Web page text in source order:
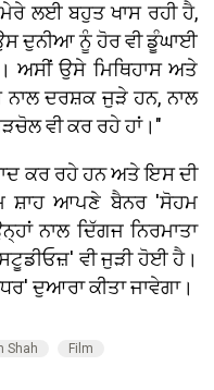
ਮੇਰੇ ਲਈ ਬਹੁਤ ਖਾਸ ਰਹੀ ਹੈ,
ਦੁਨੀਆ ਨੂੰ ਹੋਰ ਵੀ ਡੂੰਘਾਈ
ਅਸੀਂ ਉਸੇ ਮਿਥਿਹਾਸ ਅਤੇ
ਨਾਲ ਦਰਸ਼ਕ ਜੁੜੇ ਹਨ, ਨਾਲ
ਵੀ ਕਰ ਰਹੇ ਹਾਂ।"
ਕਰ ਰਹੇ ਹਨ ਅਤੇ ਇਸ ਦੀ
ਸ਼ਾਹ ਆਪਣੇ ਬੈਨਰ 'ਸੋਹਮ
ਨਾਲ ਦਿੱਗਜ ਨਿਰਮਾਤਾ
ਵੀ ਜੁੜੀ ਹੋਈ ਹੈ।
ਦੁਆਰਾ ਕੀਤਾ ਜਾਵੇਗਾ।
Shah Film